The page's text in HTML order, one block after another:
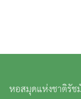
หอสมุดแห่งชาติรัช